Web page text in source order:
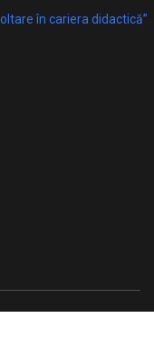
în cariera didactică”